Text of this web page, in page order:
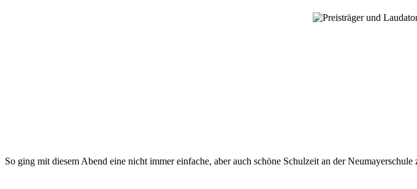
So ging mit diesem Abend eine nicht immer einfache, aber auch schöne Schulzeit an der